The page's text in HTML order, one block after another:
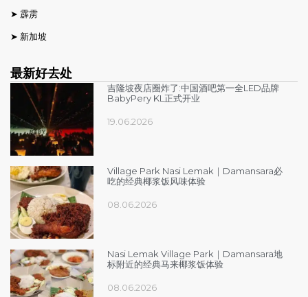
最新好去处
吉隆坡夜店圈炸了:中国酒吧第一全LED品牌
BabyPery KL正式开业
19.06.2026
Village Park Nasi Lemak｜Damansara必
吃的经典椰浆饭风味体验
08.06.2026
Nasi Lemak Village Park｜Damansara地
标附近的经典马来椰浆饭体验
08.06.2026
➤ 霹雳
➤ 新加坡